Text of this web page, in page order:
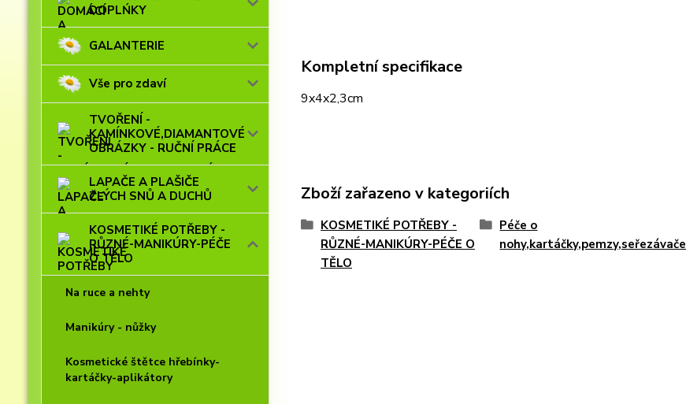
DOPLŃKY
GALANTERIE
Vše pro zdaví
TVOŘENÍ -
KAMÍNKOVÉ,DIAMANTOVÉ
OBRÁZKY - RUČNÍ PRÁCE
LAPAČE A PLAŠIČE
ZLÝCH SNŮ A DUCHŮ
KOSMETIKÉ POTŘEBY -
RŮZNÉ-MANIKÚRY-PÉČE
O TĚLO
Na ruce a nehty
Manikúry - nůžky
Kosmetické štětce hřebínky-
kartáčky-aplikátory
Kompletní specifikace
9x4x2,3cm
Zboží zařazeno v kategoriích
KOSMETIKÉ POTŘEBY -
RŮZNÉ-MANIKÚRY-PÉČE O
TĚLO
Péče o
nohy,kartáčky,pemzy,seřezávače